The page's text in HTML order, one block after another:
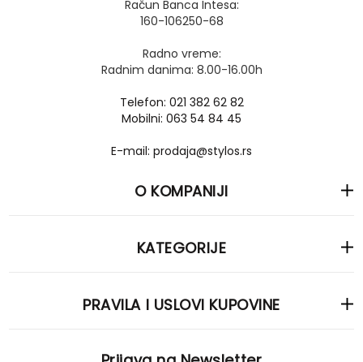
Račun Banca Intesa:
160-106250-68
Radno vreme:
Radnim danima: 8.00-16.00h
Telefon: 021 382 62 82
Mobilni: 063 54 84 45
E-mail: prodaja@stylos.rs
O KOMPANIJI
KATEGORIJE
PRAVILA I USLOVI KUPOVINE